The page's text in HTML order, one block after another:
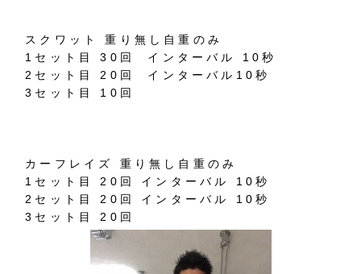
スクワット 重り無し自重のみ
1セット目 30回 インターバル 10秒
2セット目 20回 インターバル10秒
3セット目 10回
カーフレイズ 重り無し自重のみ
1セット目 20回 インターバル 10秒
2セット目 20回 インターバル 10秒
3セット目 20回